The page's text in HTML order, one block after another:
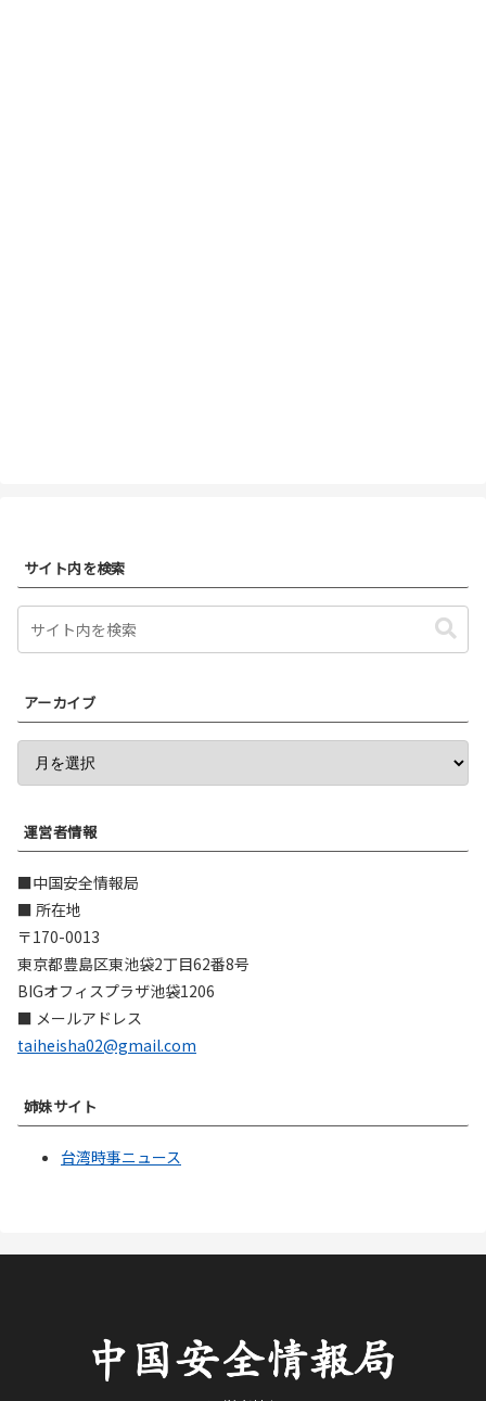
サイト内を検索
アーカイブ
運営者情報
■中国安全情報局
■ 所在地
〒170-0013
東京都豊島区東池袋2丁目62番8号
BIGオフィスプラザ池袋1206
■ メールアドレス
taiheisha02@gmail.com
姉妹サイト
台湾時事ニュース